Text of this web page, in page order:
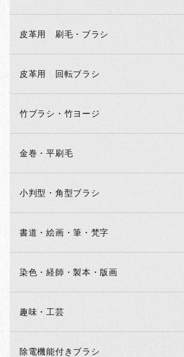
皮革用 刷毛・ブラシ
皮革用 回転ブラシ
竹ブラシ・竹ヨージ
金巻・平刷毛
小判型・角型ブラシ
書道・絵画・筆・梵字
染色・経師・製本・版画
趣味・工芸
除電機能付きブラシ